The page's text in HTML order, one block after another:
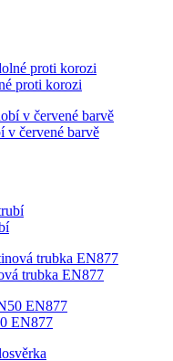
proti korozi
v červené barvě
trubka EN877
EN877